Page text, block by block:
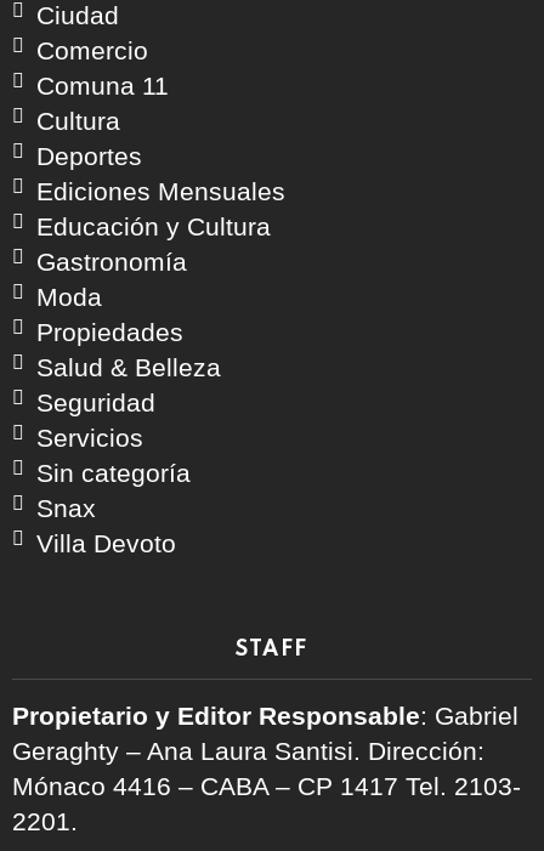
Ciudad
Comercio
Comuna 11
Cultura
Deportes
Ediciones Mensuales
Educación y Cultura
Gastronomía
Moda
Propiedades
Salud & Belleza
Seguridad
Servicios
Sin categoría
Snax
Villa Devoto
STAFF
Propietario y Editor Responsable: Gabriel
Geraghty – Ana Laura Santisi. Dirección:
Mónaco 4416 – CABA – CP 1417 Tel. 2103-
2201.